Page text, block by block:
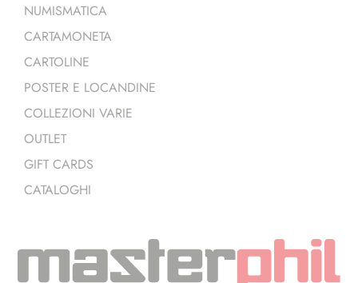
NUMISMATICA
CARTAMONETA
CARTOLINE
POSTER E LOCANDINE
COLLEZIONI VARIE
OUTLET
GIFT CARDS
CATALOGHI